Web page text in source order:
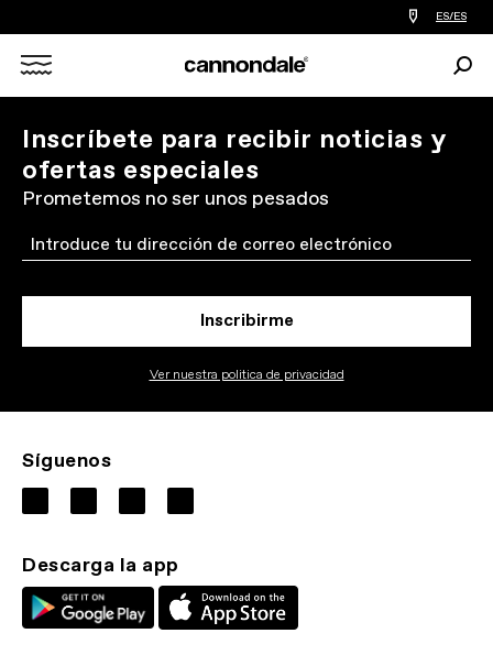
Encontrar
tiedas
bicicletas
de
ES/ES
Inscríbete para recibir noticias y
ofertas especiales
Prometemos no ser unos pesados
Email
Inscribirme
Ver nuestra politica de privacidad
Síguenos
Descarga la app